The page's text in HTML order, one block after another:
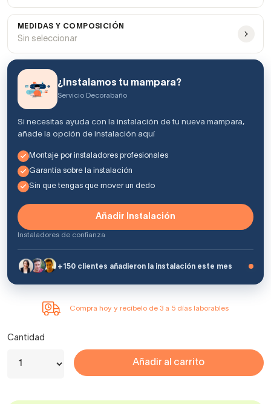
MEDIDAS Y COMPOSICIÓN
Sin seleccionar
¿Instalamos tu mampara?
Servicio Decorabaño
Si necesitas ayuda con la instalación de tu nueva mampara,
añade la opción de instalación aquí
Montaje por instaladores profesionales
Garantía sobre la instalación
Sin que tengas que mover un dedo
Añadir Instalación
Instaladores de confianza
+150 clientes añadieron la instalación este mes
Compra hoy y recíbelo de 3 a 5 días laborables
Cantidad
Añadir al carrito